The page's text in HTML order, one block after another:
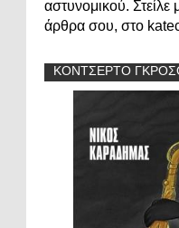
αστυνομικού. Στείλε
άρθρα σου, στο
ΚΟΝΤΣΕΡΤΟ